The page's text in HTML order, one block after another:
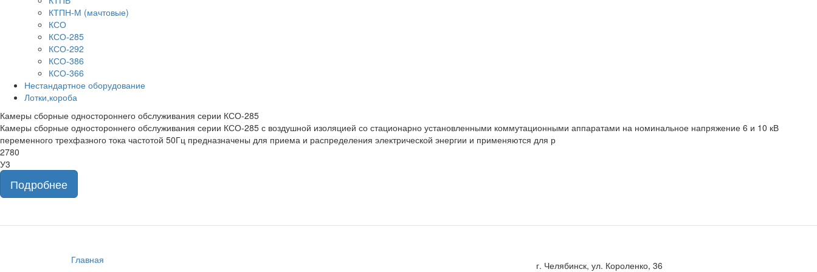
КТПН-М (мачтовые)
КСО
КСО-285
КСО-292
КСО-386
КСО-366
Нестандартное оборудование
Лотки,короба
Камеры сборные одностороннего обслуживания серии КСО-285
Камеры сборные одностороннего обслуживания серии КСО-285 с воздушной изоляцией со стационарно установленными коммутационными аппаратами на номинальное напряжение 6 и 10 кВ
переменного трехфазного тока частотой 50Гц предназначены для приема и распределения электрической энергии и применяются для р
2780
У3
Подробнее
Главная г. Челябинск, ул. Короленко, 36